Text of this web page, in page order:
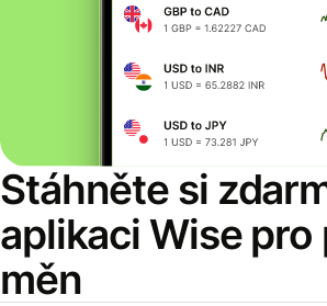
Stáhněte si
aplikaci Wise pro
měn